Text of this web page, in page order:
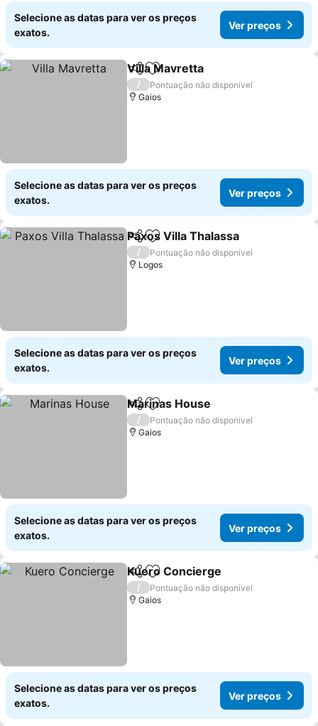
Selecione as datas para ver os preços
exatos.
Ver preços
PartilharAdicionar aos favoritos
Villa Mavretta
/
Pontuação não disponível
Gaios
Selecione as datas para ver os preços
exatos.
Ver preços
PartilharAdicionar aos favoritos
Paxos Villa Thalassa
/
Pontuação não disponível
Logos
Selecione as datas para ver os preços
exatos.
Ver preços
PartilharAdicionar aos favoritos
Marinas House
/
Pontuação não disponível
Gaios
Selecione as datas para ver os preços
exatos.
Ver preços
PartilharAdicionar aos favoritos
Kuero Concierge
/
Pontuação não disponível
Gaios
Selecione as datas para ver os preços
exatos.
Ver preços